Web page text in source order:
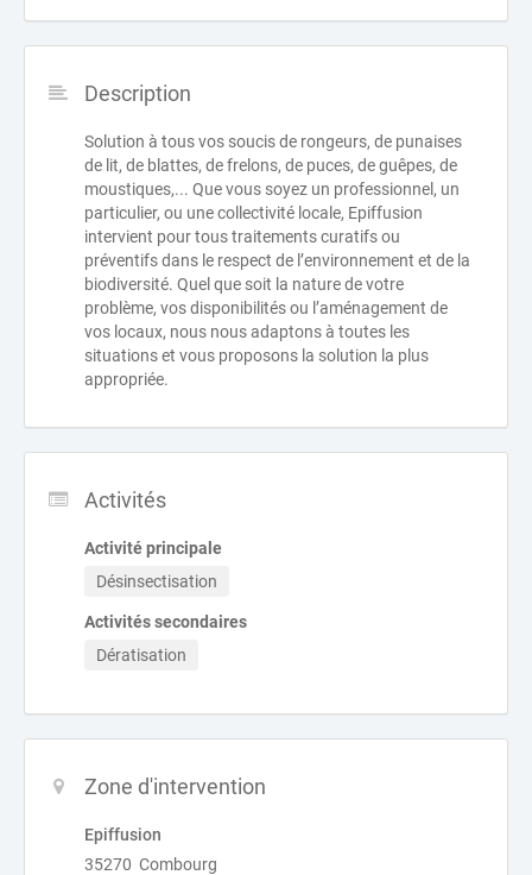
Description
Solution à tous vos soucis de rongeurs, de punaises
de lit, de blattes, de frelons, de puces, de guêpes, de
moustiques,... Que vous soyez un professionnel, un
particulier, ou une collectivité locale, Epiffusion
intervient pour tous traitements curatifs ou
préventifs dans le respect de l’environnement et de la
biodiversité. Quel que soit la nature de votre
problème, vos disponibilités ou l’aménagement de
vos locaux, nous nous adaptons à toutes les
situations et vous proposons la solution la plus
appropriée.
Activités
Activité principale
Désinsectisation
Activités secondaires
Dératisation
Zone d'intervention
Epiffusion
35270 Combourg